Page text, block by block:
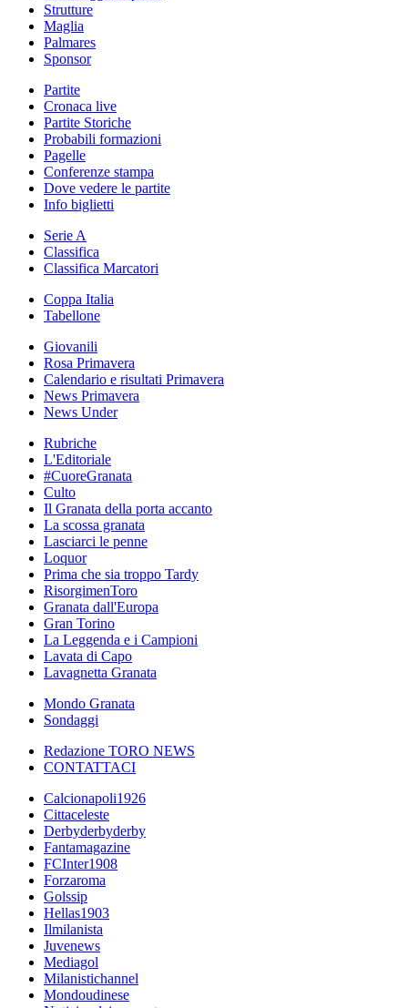
Strutture
Maglia
Palmares
Sponsor
Partite
Cronaca live
Partite Storiche
Probabili formazioni
Pagelle
Conferenze stampa
Dove vedere le partite
Info biglietti
Serie A
Classifica
Classifica Marcatori
Coppa Italia
Tabellone
Giovanili
Rosa Primavera
Calendario e risultati Primavera
News Primavera
News Under
Rubriche
L'Editoriale
#CuoreGranata
Culto
Il Granata della porta accanto
La scossa granata
Lasciarci le penne
Loquor
Prima che sia troppo Tardy
RisorgimenToro
Granata dall'Europa
Gran Torino
La Leggenda e i Campioni
Lavata di Capo
Lavagnetta Granata
Mondo Granata
Sondaggi
Redazione TORO NEWS
CONTATTACI
Calcionapoli1926
Cittaceleste
Derbyderbyderby
Fantamagazine
FCInter1908
Forzaroma
Golssip
Hellas1903
Ilmilanista
Juvenews
Mediagol
Milanistichannel
Mondoudinese